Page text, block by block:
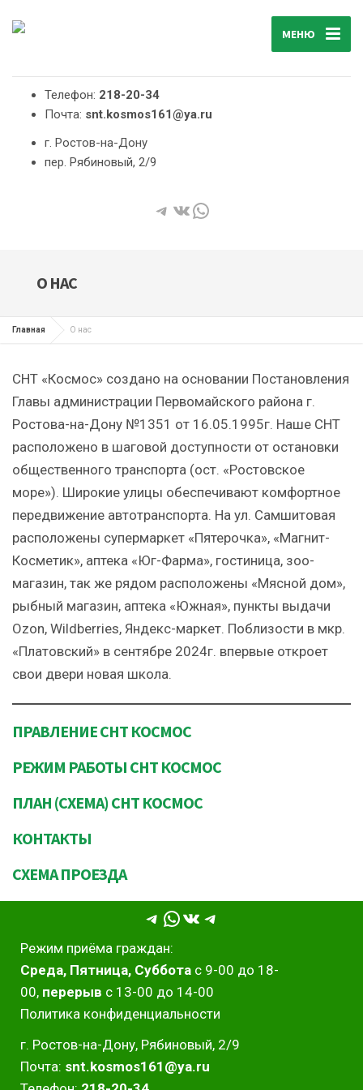
МЕНЮ
Телефон: 218-20-34
Почта: snt.kosmos161@ya.ru
г. Ростов-на-Дону
пер. Рябиновый, 2/9
Telegram
ВКонтакте
WhatsApp
О НАС
Главная О нас
СНТ «Космос» создано на основании Постановления
Главы администрации Первомайского района г.
Ростова-на-Дону №1351 от 16.05.1995г. Наше СНТ
расположено в шаговой доступности от остановки
общественного транспорта (ост. «Ростовское
море»). Широкие улицы обеспечивают комфортное
передвижение автотранспорта. На ул. Самшитовая
расположены супермаркет «Пятерочка», «Магнит-
Косметик», аптека «Юг-Фарма», гостиница, зоо-
магазин, так же рядом расположены «Мясной дом»,
рыбный магазин, аптека «Южная», пункты выдачи
Ozon, Wildberries, Яндекс-маркет. Поблизости в мкр.
«Платовский» в сентябре 2024г. впервые откроет
свои двери новая школа.
ПРАВЛЕНИЕ СНТ КОСМОС
РЕЖИМ РАБОТЫ СНТ КОСМОС
ПЛАН (СХЕМА) СНТ КОСМОС
КОНТАКТЫ
СХЕМА ПРОЕЗДА
Telegram
WhatsApp
ВКонтакте
Telegram
Режим приёма граждан:
Среда, Пятница, Суббота с 9-00 до 18-
00, перерыв с 13-00 до 14-00
Политика конфиденциальности
г. Ростов-на-Дону, Рябиновый, 2/9
Почта: snt.kosmos161@ya.ru